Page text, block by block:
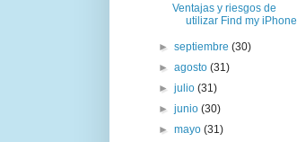
Ventajas y riesgos de
utilizar Find my iPhone
►septiembre(30)
►agosto(31)
►julio(31)
►junio(30)
►mayo(31)